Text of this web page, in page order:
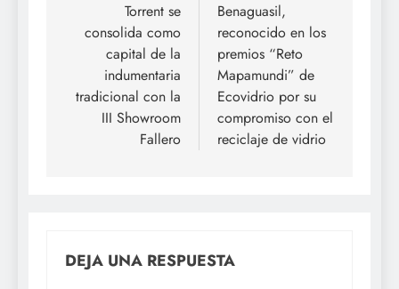
entradas
Torrent se
consolida como
capital de la
indumentaria
tradicional con la
III Showroom
Fallero
Benaguasil,
reconocido en los
premios “Reto
Mapamundi” de
Ecovidrio por su
compromiso con el
reciclaje de vidrio
DEJA UNA RESPUESTA